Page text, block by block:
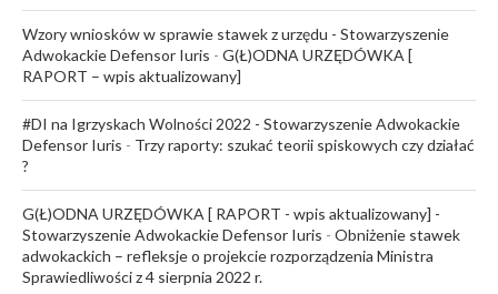
Wzory wniosków w sprawie stawek z urzędu - Stowarzyszenie
Adwokackie Defensor Iuris - G(Ł)ODNA URZĘDÓWKA [
RAPORT – wpis aktualizowany]
#DI na Igrzyskach Wolności 2022 - Stowarzyszenie Adwokackie
Defensor Iuris - Trzy raporty: szukać teorii spiskowych czy działać
?
G(Ł)ODNA URZĘDÓWKA [ RAPORT - wpis aktualizowany] -
Stowarzyszenie Adwokackie Defensor Iuris - Obniżenie stawek
adwokackich – refleksje o projekcie rozporządzenia Ministra
Sprawiedliwości z 4 sierpnia 2022 r.